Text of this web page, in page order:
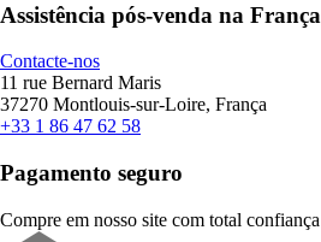
Assistência pós-venda na França
Contacte-nos
11 rue Bernard Maris
37270 Montlouis-sur-Loire, França
+33 1 86 47 62 58
Pagamento seguro
Compre em nosso site com total confiança